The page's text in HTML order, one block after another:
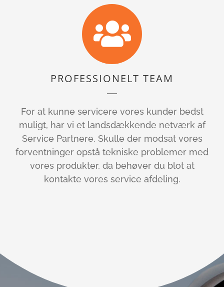
PROFESSIONELT TEAM
For at kunne servicere vores kunder bedst
muligt, har vi et landsdækkende netværk af
Service Partnere. Skulle der modsat vores
forventninger opstå tekniske problemer med
vores produkter, da behøver du blot at
kontakte vores service afdeling.